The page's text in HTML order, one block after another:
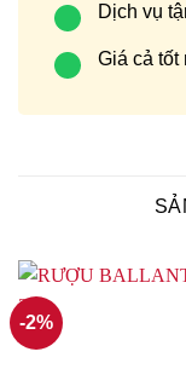
Dịch vụ
Giá cả tốt
-2%